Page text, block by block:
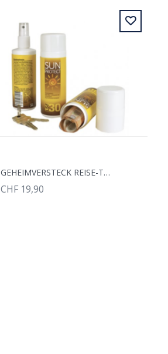
GEHEIMVERSTECK REISE-TRESOR SONNEMILCH
CHF 19,90